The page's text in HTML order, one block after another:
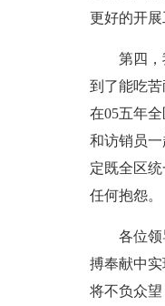
更好的开展
第四
到了能吃
在05五年
和访销员
定既全区
任何抱怨。
各位
搏奉献中
将不负众望